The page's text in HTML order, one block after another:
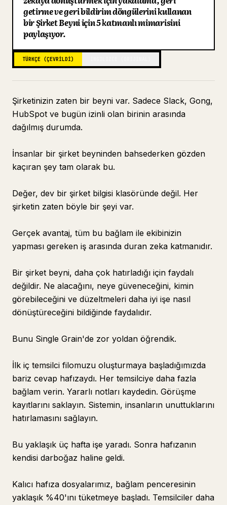
Blog
Güncellemeler
getirme ve geri bildirim döngülerini kullanan
bir Şirket Beyni için 5 katmanlı mimarisini
paylaşıyor.
TÜRKÇE (ÇEVRILDI)
Şirketinizin zaten bir beyni var. Sadece Slack, Gong,
HubSpot ve bugün izinli olan birinin arasında
dağılmış durumda.
İnsanlar bir şirket beyninden bahsederken gözden
kaçıran şey tam olarak bu.
Değer, dev bir şirket bilgisi klasöründe değil. Her
şirketin zaten böyle bir şeyi var.
Gerçek avantaj, tüm bu bağlam ile ekibinizin
yapması gereken iş arasında duran zeka katmanıdır.
Bir şirket beyni, daha çok hatırladığı için faydalı
değildir. Ne alacağını, neye güveneceğini, kimin
görebileceğini ve düzeltmeleri daha iyi işe nasıl
dönüştüreceğini bildiğinde faydalıdır.
Bunu Single Grain'de zor yoldan öğrendik.
İlk iç temsilci filomuzu oluşturmaya başladığımızda
bariz cevap hafızaydı. Her temsilciye daha fazla
bağlam verin. Yararlı notları kaydedin. Görüşme
kayıtlarını saklayın. Sistemin, insanların unuttuklarını
hatırlamasını sağlayın.
Bu yaklaşık üç hafta işe yaradı. Sonra hafızanın
kendisi darboğaz haline geldi.
Kalıcı hafıza dosyalarımız, bağlam penceresinin
yaklaşık %40'ını tüketmeye başladı. Temsilciler daha